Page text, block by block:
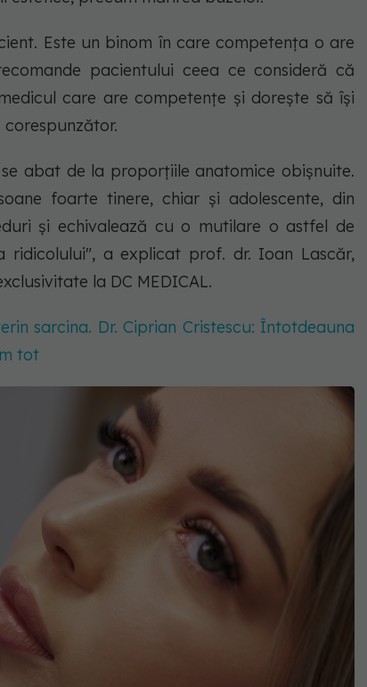
Este un binom în care competența o are
pacientului ceea ce consideră că
care are competențe și dorește să își
abat de la proporțiile anatomice obișnuite.
foarte tinere, chiar și adolescente, din
și echivalează cu o mutilare o astfel de
ridicolului", a explicat prof. dr. Ioan Lascăr,
la DC MEDICAL.
sarcina. Dr. Ciprian Cristescu: Întotdeauna
tot